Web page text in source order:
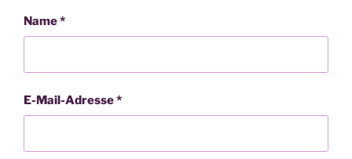
Name*
E-Mail-Adresse*